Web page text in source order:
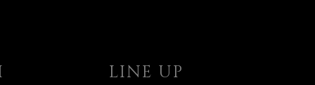
LINE UP